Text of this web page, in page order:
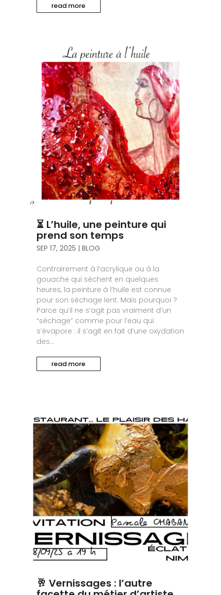
read more
⏳ L’huile, une peinture qui
prend son temps
SEP 17, 2025 | BLOG
Contrairement à l’acrylique ou à la
gouache qui sèchent en quelques
heures, la peinture à l’huile est connue
pour son séchage lent. Mais pourquoi ?
Parce qu’il ne s’agit pas vraiment d’un
“séchage” comme pour l’eau qui
s’évapore : il s’agit en fait d’une oxydation
des...
read more
🥂 Vernissages : l’autre